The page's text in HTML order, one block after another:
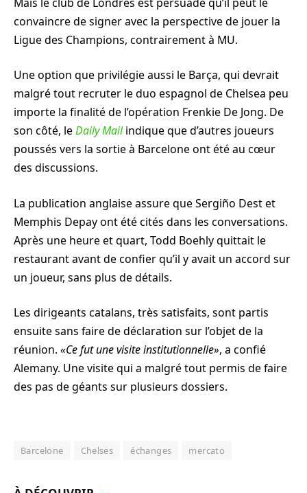
convaincre de signer avec la perspective de jouer la
Ligue des Champions, contrairement à MU.
Une option que privilégie aussi le Barça, qui devrait
malgré tout recruter le duo espagnol de Chelsea peu
importe la finalité de l’opération Frenkie De Jong. De
son côté, leDaily Mailindique que d’autres joueurs
poussés vers la sortie à Barcelone ont été au cœur
des discussions.
La publication anglaise assure que Sergiño Dest et
Memphis Depay ont été cités dans les conversations.
Après une heure et quart, Todd Boehly quittait le
restaurant avant de confier qu’il y avait un accord sur
un joueur, sans plus de détails.
Les dirigeants catalans, très satisfaits, sont partis
ensuite sans faire de déclaration sur l’objet de la
réunion. «Ce fut une visite institutionnelle», a confié
Alemany. Une visite qui a malgré tout permis de faire
des pas de géants sur plusieurs dossiers.
Barcelone Chelses échanges mercato